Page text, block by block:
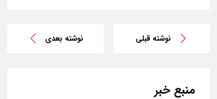
نوشته قبلی نوشته بعدی
منبع خبر